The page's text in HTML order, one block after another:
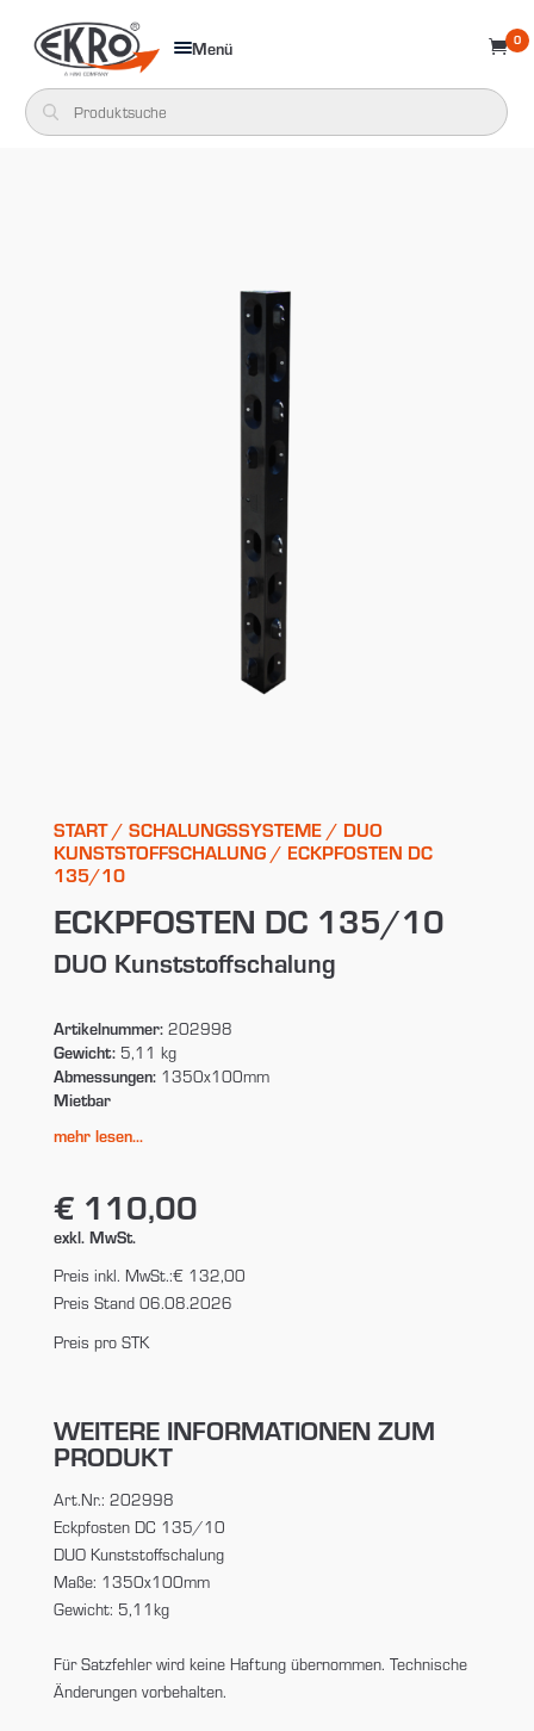
Menü  0
START/ SCHALUNGSSYSTEME/ DUO
KUNSTSTOFFSCHALUNG/ ECKPFOSTEN DC
135/10
ECKPFOSTEN DC 135/10
DUO Kunststoffschalung
Artikelnummer:202998
Gewicht:5,11 kg
Abmessungen:1350x100mm
Mietbar
mehr lesen...
€ 110,00
exkl. MwSt.
Preis inkl. MwSt.:€ 132,00
Preis Stand 06.08.2026
Preis pro STK
WEITERE INFORMATIONEN ZUM
PRODUKT
Art.Nr.: 202998
Eckpfosten DC 135/10
DUO Kunststoffschalung
Maße: 1350x100mm
Gewicht: 5,11kg
Für Satzfehler wird keine Haftung übernommen. Technische
Änderungen vorbehalten.